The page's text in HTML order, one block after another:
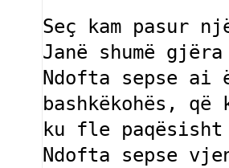
Seç kam pasur
Janë shumë
Ndofta sepse
bashkëkohës,
ku fle paqësisht
Ndofta sepse